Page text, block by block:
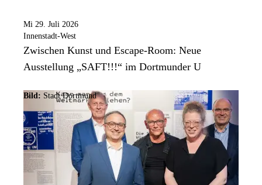
Mi 29. Juli 2026
Innenstadt-West
Zwischen Kunst und Escape-Room: Neue
Ausstellung „SAFT!!!“ im Dortmunder U
Bild: Stadt Dortmund